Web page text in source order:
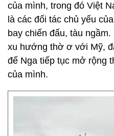
của mình, trong đó Việt
là các đối tác chủ yếu
bay chiến đấu, tàu
xu hướng thờ ơ với Mỹ,
để Nga tiếp tục mở rộng
của mình.